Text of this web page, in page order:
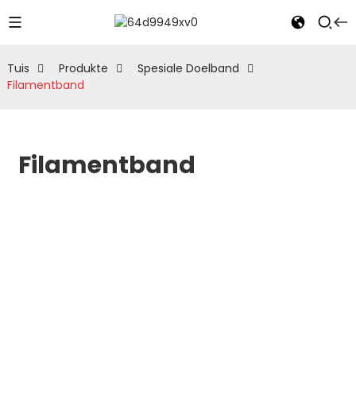
Tuis Produkte
Spesiale Doelband
Filamentband
Filamentband